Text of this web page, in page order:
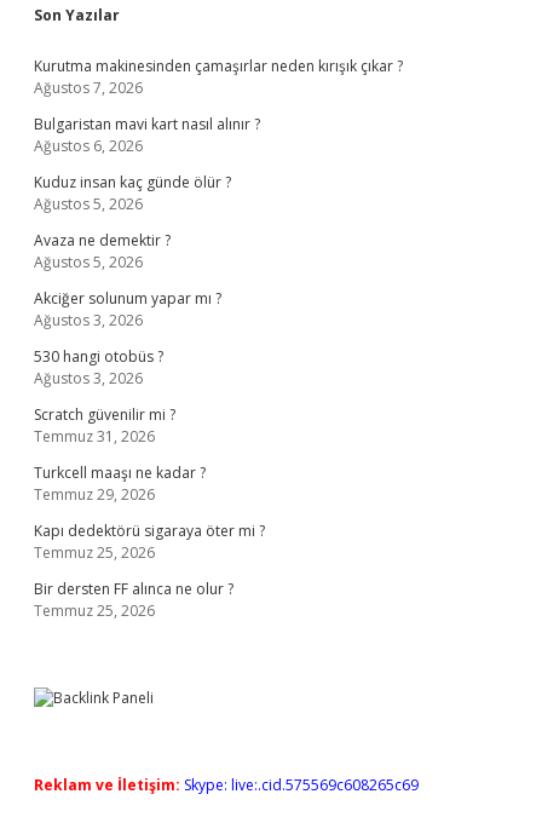
Sidebar
Son Yazılar
Kurutma makinesinden çamaşırlar neden kırışık çıkar ?
Ağustos 7, 2026
Bulgaristan mavi kart nasıl alınır ?
Ağustos 6, 2026
Kuduz insan kaç günde ölür ?
Ağustos 5, 2026
Avaza ne demektir ?
Ağustos 5, 2026
Akciğer solunum yapar mı ?
Ağustos 3, 2026
530 hangi otobüs ?
Ağustos 3, 2026
Scratch güvenilir mi ?
Temmuz 31, 2026
Turkcell maaşı ne kadar ?
Temmuz 29, 2026
Kapı dedektörü sigaraya öter mi ?
Temmuz 25, 2026
Bir dersten FF alınca ne olur ?
Temmuz 25, 2026
Reklam ve İletişim: Skype: live:.cid.575569c608265c69